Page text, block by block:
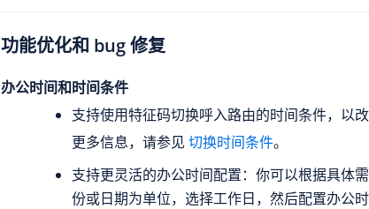
功能优化和 bug 修复
办公时间和时间条件
支持使用特征码切换呼入路由的时间条件，以
更多信息，请参见 切换时间条件。
支持更灵活的办公时间配置：你可以根据具体
份或日期为单位，选择工作日，然后配置办公